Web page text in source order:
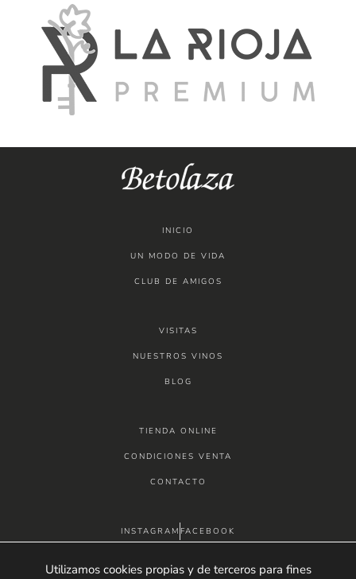
INICIO
UN MODO DE VIDA
CLUB DE AMIGOS
VISITAS
NUESTROS VINOS
BLOG
TIENDA ONLINE
CONDICIONES VENTA
CONTACTO
INSTAGRAM FACEBOOK
betolaza@betolaza.es 663 47 34 44
Utilizamos cookies propias y de terceros para fines